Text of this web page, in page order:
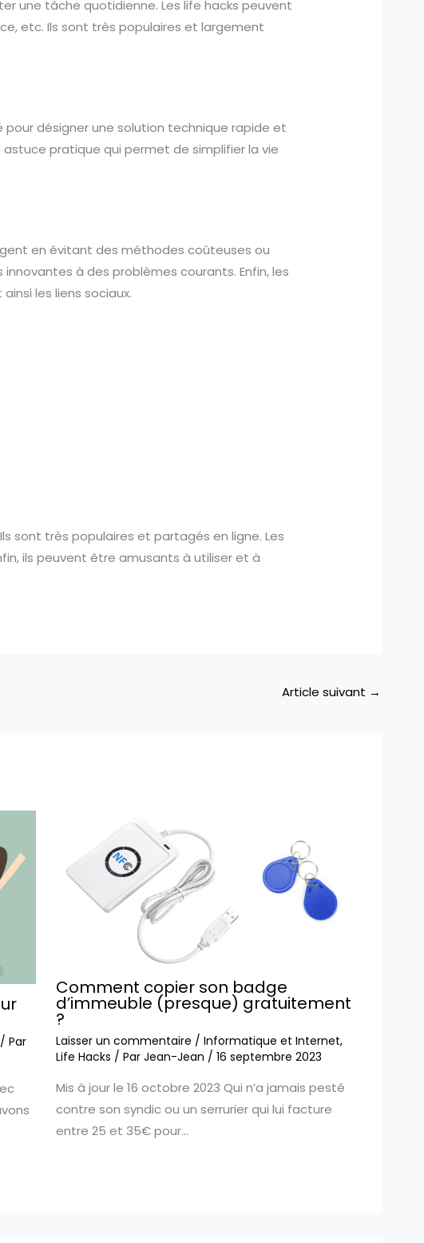
une tâche quotidienne. Les life hacks peuvent
etc. Ils sont très populaires et largement
pour désigner une solution technique rapide et
astuce pratique qui permet de simplifier la vie
en évitant des méthodes coûteuses ou
à des problèmes courants. Enfin, les
les liens sociaux.
sont très populaires et partagés en ligne. Les
ils peuvent être amusants à utiliser et à
Article suivant →
/ Par
Comment copier son badge
d’immeuble (presque) gratuitement
?
Laisser un commentaire / Informatique et Internet,
Life Hacks / Par Jean-Jean / 16 septembre 2023
Mis à jour le 16 octobre 2023 Qui n’a jamais pesté
contre son syndic ou un serrurier qui lui facture
entre 25 et 35€ pour…